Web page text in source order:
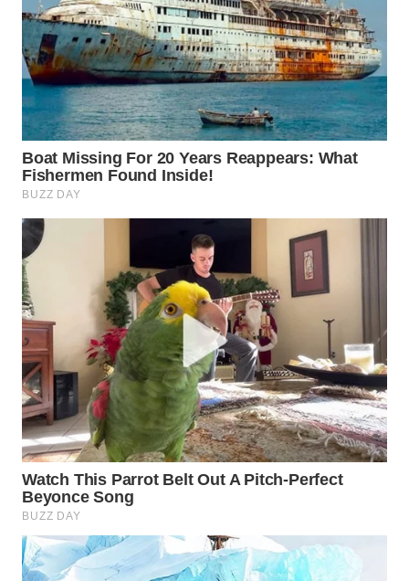
WN
PRIANGAN
TIMUR
WN
SEMARANG
WN
SOLO
BOROBUDUR
MADURA
WN
SURABAYA
WN
NATUNA
WN
BINTAN
WN